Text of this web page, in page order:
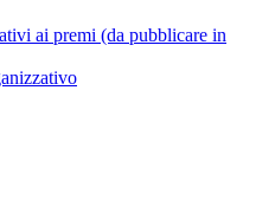
ai premi (da pubblicare in